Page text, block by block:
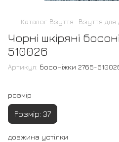
Каталог Взуття Взуття для
Чорні шкіряні
510026
Артикул: босоніжки 2765-
розмір
Розмір: 37
довжина устілки